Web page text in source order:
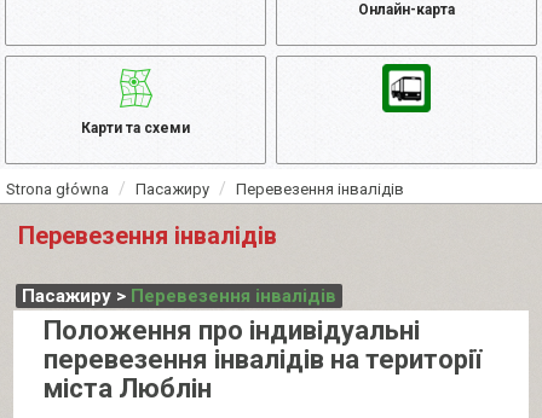
Онлайн-карта
Карти та схеми
Strona główna Пасажиру Перевезення інвалідів
Перевезення інвалідів
Пасажиру > Перевезення інвалідів
Положення про індивідуальні
перевезення інвалідів на території
міста Люблін